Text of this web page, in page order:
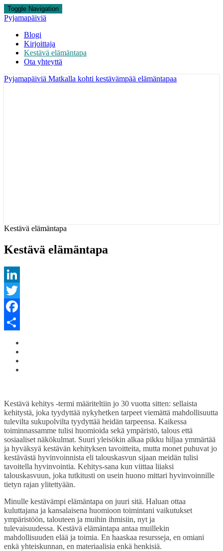
Toggle Navigation
Pyjamapäiviä
Blogi
Kirjoittaja
Kestävä elämäntapa
Ota yhteyttä
Pyjamapäiviä Matkalla kohti kestävämpää elämäntapaa
Kestävä elämäntapa
Kestävä elämäntapa
LinkedIn
Twitter
Facebook
Kestävä kehitys -termi määriteltiin jo 30 vuotta sitten: sellaista
kehitystä, joka tyydyttää nykyhetken tarpeet viemättä mahdollisuutta
tulevilta sukupolvilta tyydyttää heidän tarpeensa. Kaikessa
toiminnassamme tulisi huomioida sekä ympäristö, talous että
sosiaaliset näkökulmat. Suuri yleisökin alkaa pikku hiljaa ymmärtää
ja hyväksyä kestävän kehityksen tavoitteita, mutta monet puhuvat jo
kestävästä hyvinvoinnista eli talouskasvun sijaan meidän tulisi
tavoitella hyvinvointia. Kehitys-sana kun viittaa liiaksi
talouskasvuun, joka tutkitusti on usein huono mittari hyvinvoinnille
tietyn rajan ylitettyään.
Minulle kestävämpi elämäntapa on juuri sitä. Haluan ottaa
kuluttajana ja kansalaisena huomioon toimintani vaikutukset
ympäristöön, talouteen ja muihin ihmisiin, nyt ja
tulevaisuudessa. Kestävä elämäntapa antaa muillekin
mahdollisuuden elää ja toimia. En haaskaa resursseja, en omiani
enkä yhteiskunnan, en materiaalisia enkä henkisiä.